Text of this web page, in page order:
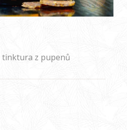
tinktura z pupenů